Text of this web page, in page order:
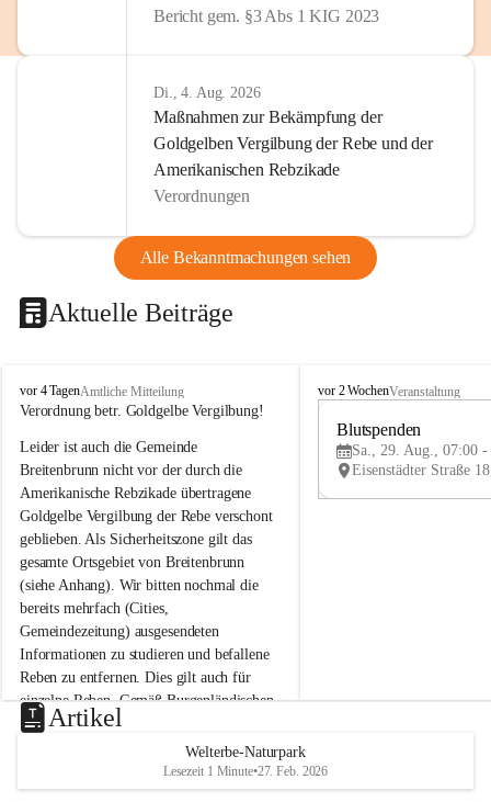
Bericht gem. §3 Abs 1 KIG 2023
Di., 4. Aug. 2026
Maßnahmen zur Bekämpfung der
Goldgelben Vergilbung der Rebe und der
Amerikanischen Rebzikade
Verordnungen
Alle Bekanntmachungen sehen
Aktuelle Beiträge
B
r
i
t
e
n
b
r
u
n
n
a
m
N
e
u
s
d
vor 4 TagenAmtliche Mitteilung
Verordnung betr. Goldgelbe Vergilbung!
Leider ist auch die Gemeinde
Breitenbrunn nicht vor der durch die
Amerikanische Rebzikade übertragene
Goldgelbe Vergilbung der Rebe verschont
geblieben. Als Sicherheitszone gilt das
gesamte Ortsgebiet von Breitenbrunn
(siehe Anhang). Wir bitten nochmal die
bereits mehrfach (Cities,
Gemeindezeitung) ausgesendeten
Informationen zu studieren und befallene
Reben zu entfernen. Dies gilt auch für
einzelne Reben. Gemäß Burgenländischen
Weinbaugesetz sind nicht gepflegte oder
unzulässige Weingärten zu roden! Bitte
helfen wir zusammen um unsere Winzer
vor den prognostizierten Ernteausfällen
B
e
u
e
d
vor 2 WochenVeranstaltung
Blutspenden
Sa., 29. Aug., 07:00 -
Artikel
Welterbe-Naturpark
Lesezeit 1 Minute•27. Feb. 2026